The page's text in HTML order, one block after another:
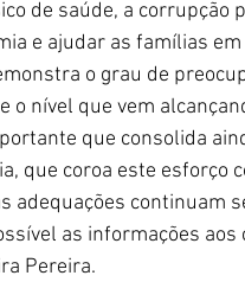
de saúde, a
e ajudar as famílias
o grau de
o nível que vem
que consolida
que coroa este esforço
adequações
as informações
Pereira.